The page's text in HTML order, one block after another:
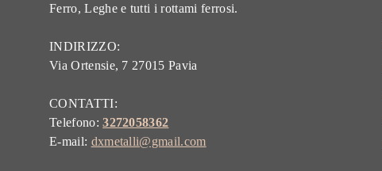
Ferro, Leghe e tutti i rottami ferrosi.
INDIRIZZO:
Via Ortensie, 7 27015 Pavia
CONTATTI:
Telefono:3272058362
E-mail: dxmetalli@gmail.com